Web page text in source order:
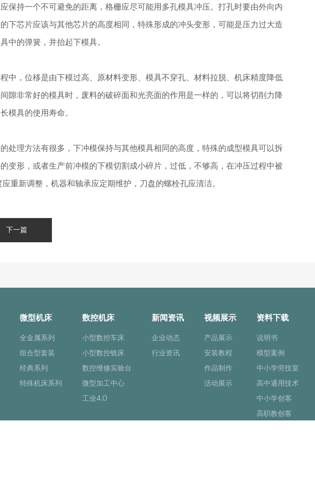
保持一个不可避免的距离，格栅应尽可能用多孔模具冲压。打孔时要由外向内
下芯片应该与其他芯片的高度相同，特殊形成的冲头变形，可能是压力过大造
中的弹簧，并抬起下模具。
中，位移是由下模过高、原材料变形、模具不穿孔、材料拉脱、机床精度降低
隙非常好的模具时，废料的破碎面和光亮面的作用是一样的，可以将切削力降
模具的使用寿命。
处理方法有很多，下冲模保持与其他模具相同的高度，特殊的成型模具可以拆
变形，或者生产前冲模的下模切割成小碎片，过低，不够高，在冲压过程中被
重新调整，机器和轴承应定期维护，刀盘的螺栓孔应清洁。
下一篇
微型机床
全金属系列
组合型套装
经典系列
特殊机床系列
数控机床
小型数控车床
小型数控铣床
数控维修实验台
微型加工中心
工业4.0
新闻资讯
企业动态
行业资讯
视频展示
产品展示
安装教程
作品制作
活动展示
资料下载
说明书
模型案例
中小学劳技室
高中通用技术
中小学创客
高职教创客